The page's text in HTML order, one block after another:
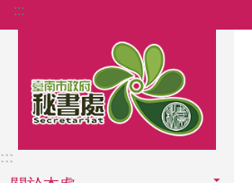
跳到主要內容區塊
:::
:::